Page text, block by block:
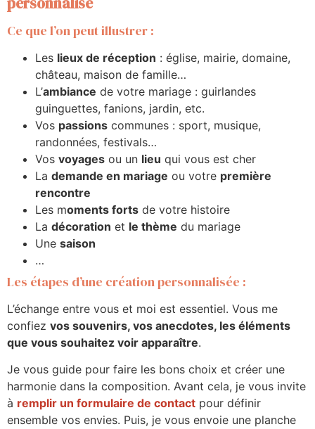
Ce que l’on peut illustrer :
Les lieux de réception : église, mairie, domaine,
château, maison de famille…
L’ambiance de votre mariage : guirlandes
guinguettes, fanions, jardin, etc.
Vos passions communes : sport, musique,
randonnées, festivals…
Vos voyages ou un lieu qui vous est cher
La demande en mariage ou votre première
rencontre
Les moments forts de votre histoire
La décoration et le thème du mariage
Une saison
…
Les étapes d’une création personnalisée :
L’échange entre vous et moi est essentiel. Vous me
confiez vos souvenirs, vos anecdotes, les éléments
que vous souhaitez voir apparaître.
Je vous guide pour faire les bons choix et créer une
harmonie dans la composition. Avant cela, je vous invite
à remplir un formulaire de contact pour définir
ensemble vos envies. Puis, je vous envoie une planche